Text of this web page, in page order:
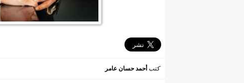
كتب أحمد حسان عامر